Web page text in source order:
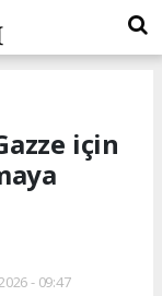
için
- 09:47